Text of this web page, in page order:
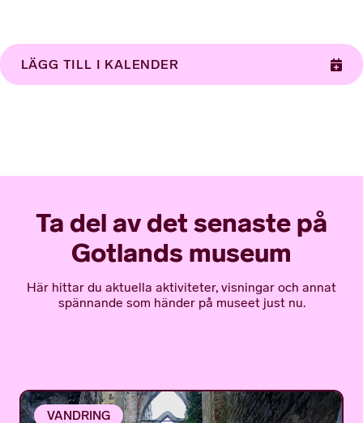
LÄGG TILL I KALENDER
Ta del av det senaste på
Gotlands museum
Här hittar du aktuella aktiviteter, visningar och annat
spännande som händer på museet just nu.
VANDRING